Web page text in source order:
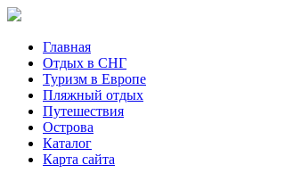
Главная
Отдых в СНГ
Туризм в Европе
Пляжный отдых
Путешествия
Острова
Каталог
Карта сайта